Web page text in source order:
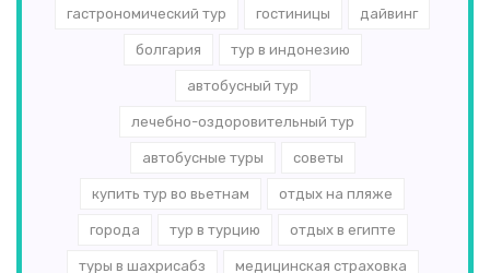
гастрономический тур гостиницы дайвинг
болгария тур в индонезию
автобусный тур
лечебно-оздоровительный тур
автобусные туры советы
купить тур во вьетнам отдых на пляже
города тур в турцию отдых в египте
туры в шахрисабз медицинская страховка